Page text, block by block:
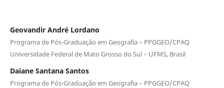
Geovandir André Lordano
Programa de Pós-Graduação em Geografia – PPGGEO/CPAQ
Universidade Federal de Mato Grosso do Sul – UFMS, Brasil
Daiane Santana Santos
Programa de Pós-Graduação em Geografia – PPGGEO/CPAQ